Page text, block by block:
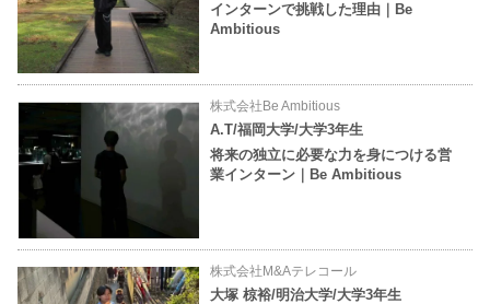
インターンで挑戦した理由｜Be
Ambitious
株式会社Be Ambitious
A.T/福岡大学/大学3年生
将来の独立に必要な力を身につける営
業インターン｜Be Ambitious
株式会社M&Aテレコール
大塚 椋裕/明治大学/大学3年生